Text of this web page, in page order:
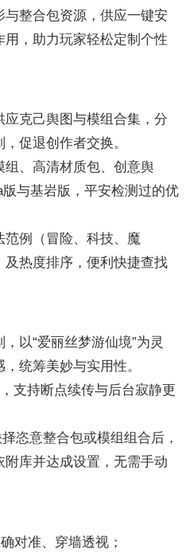
整合包资源，供应一键安
，助力玩家轻松定制个性
克己舆图与模组合集，分
促退创作者交换。
、高清材质包、创意舆
与基岩版，平安检测过的优
范例（冒险、科技、魔
热度排序，便利快捷查找
以“爱丽丝梦游仙境”为灵
统筹美妙与实用性。
支持断点续传与后台寂静更
恣意整合包或模组组合后，
库并达成设置，无需手动
对准、穿墙透视；